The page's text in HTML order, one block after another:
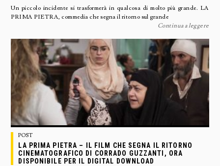
Un piccolo incidente si trasformerà in qualcosa di molto più grande. LA
PRIMA PIETRA, commedia che segna il ritorno sul grande
Continua a leggere
POST
LA PRIMA PIETRA – IL FILM CHE SEGNA IL RITORNO
CINEMATOGRAFICO DI CORRADO GUZZANTI, ORA
DISPONIBILE PER IL DIGITAL DOWNLOAD